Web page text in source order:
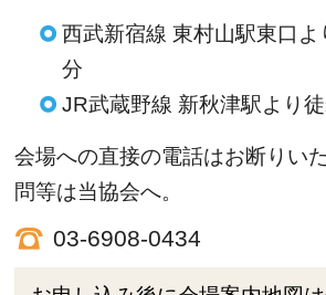
西武新宿線 東村山駅東口
分
JR武蔵野線 新秋津駅より
会場への直接の電話はお断りい
問等は当協会へ。
03-6908-0434